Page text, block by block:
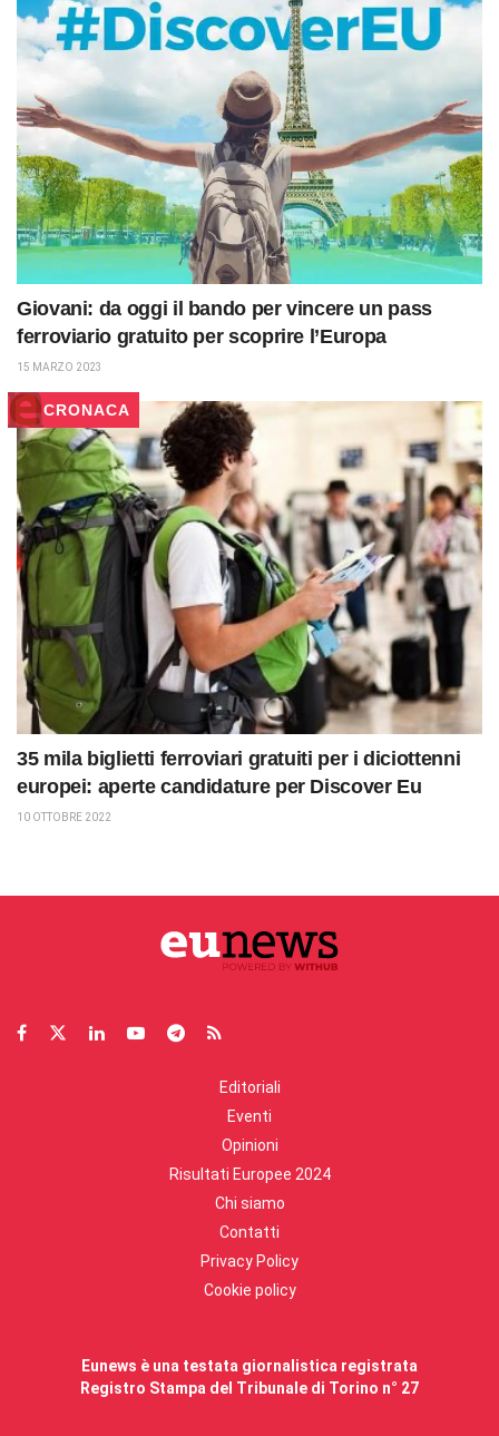
Giovani: da oggi il bando per vincere un pass
ferroviario gratuito per scoprire l’Europa
15 MARZO 2023
CRONACA
35 mila biglietti ferroviari gratuiti per i diciottenni
europei: aperte candidature per Discover Eu
10 OTTOBRE 2022
Editoriali
Eventi
Opinioni
Risultati Europee 2024
Chi siamo
Contatti
Privacy Policy
Cookie policy
Eunews è una testata giornalistica registrata
Registro Stampa del Tribunale di Torino n° 27